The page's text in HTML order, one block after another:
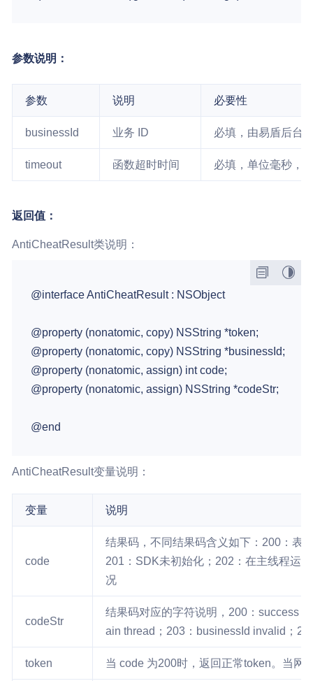
参数说明：
参数 说明 必要性
businessId 业务 ID 必填，由易盾后台
timeout 函数超时时间 必填，单位毫秒，
返回值：
AntiCheatResult类说明：
@interface AntiCheatResult : NSObject
@property (nonatomic, copy) NSString *token;
@property (nonatomic, copy) NSString *businessId;
@property (nonatomic, assign) int code;
@property (nonatomic, assign) NSString *codeStr;
AntiCheatResult变量说明：
变量 说明
code
结果码，不同结果码含义如下：200：表
201：SDK未初始化；202：在主线程运
况
codeStr
结果码对应的字符说明，200：success
ain thread；203：businessId invalid；
token 当 code 为200时，返回正常token。当网